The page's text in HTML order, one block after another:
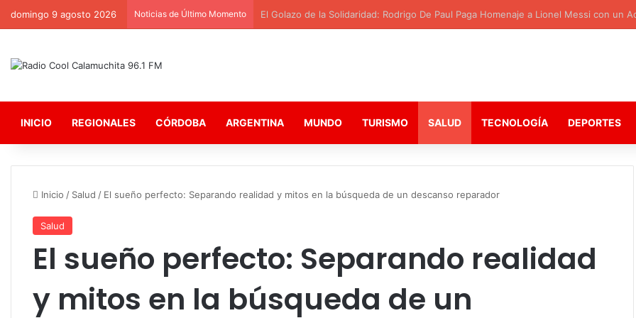
domingo 9 agosto 2026 Noticias de Último Momento El Golazo de la Solidaridad: Rodrigo De Paul Paga Homenaje a Lionel Messi con un
INICIO REGIONALES CÓRDOBA ARGENTINA MUNDO TURISMO SALUD TECNOLOGÍA DEPORTES
Inicio / Salud / El sueño perfecto: Separando realidad y mitos en la búsqueda de un descanso reparador
Salud
El sueño perfecto: Separando realidad
y mitos en la búsqueda de un